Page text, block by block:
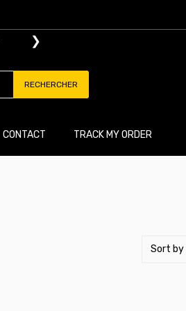
❯
RECHERCHER
CONTACT TRACK MY ORDER
Sort by